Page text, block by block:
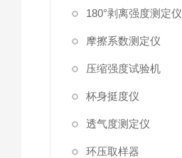
180°剥离强度测定仪
摩擦系数测定仪
压缩强度试验机
杯身挺度仪
透气度测定仪
环压取样器